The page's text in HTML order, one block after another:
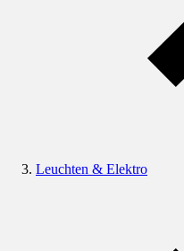
Leuchten & Elektro